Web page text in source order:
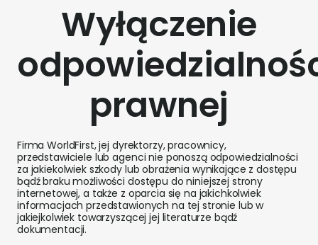
Wyłączenie
prawnej
Firma WorldFirst, jej dyrektorzy, pracownicy,
przedstawiciele lub agenci nie ponoszą odpowiedzialności
za jakiekolwiek szkody lub obrażenia wynikające z dostępu
bądź braku możliwości dostępu do niniejszej strony
internetowej, a także z oparcia się na jakichkolwiek
informacjach przedstawionych na tej stronie lub w
jakiejkolwiek towarzyszącej jej literaturze bądź
dokumentacji.